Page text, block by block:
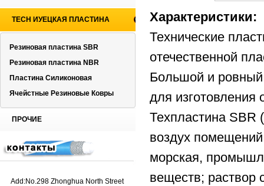
TECH ИУЕЦКАЯ ПЛАСТИНА
Резиновая пластина SBR
Резиновая пластина NBR
Пластина Силиконовая
Ячейстные Резиновые Ковры
ПРОЧИЕ
Add:No.298 Zhonghua North Street
Характеристики:
Технические
отечественной
Большой и ровный
для изготовления
Техпластина SBR
воздух
морская,
веществ; раствор